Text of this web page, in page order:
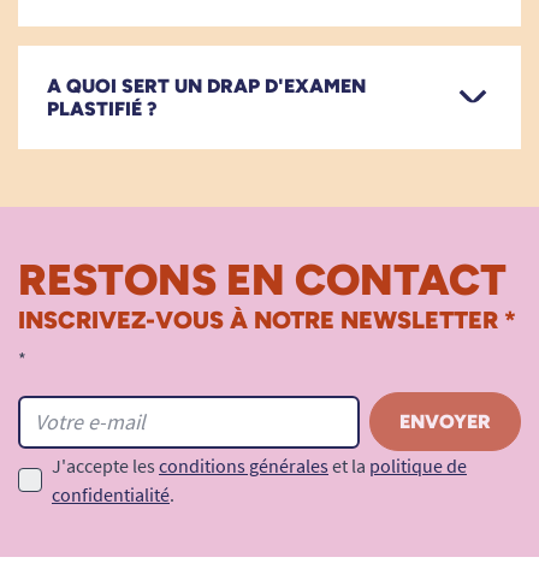
A QUOI SERT UN DRAP D'EXAMEN
PLASTIFIÉ ?
RESTONS EN CONTACT
INSCRIVEZ-VOUS À NOTRE NEWSLETTER *
*
J'accepte les conditions générales et la politique de
confidentialité.